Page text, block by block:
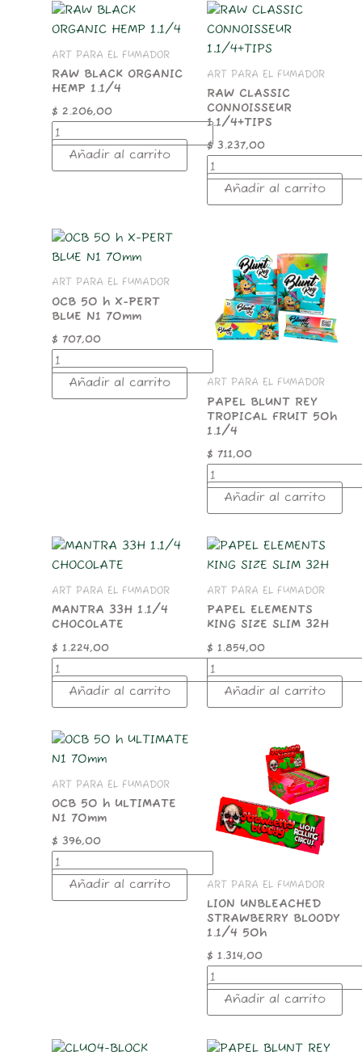
ART PARA EL FUMADOR
RAW BLACK ORGANIC
HEMP 1.1/4
$ 2.206,00
RAW
BLACK
HEMP
1.1/4
cantidad
Añadir al carrito
ART PARA EL FUMADOR
RAW CLASSIC
CONNOISSEUR
1.1/4+TIPS
$3.237,00
RAW
CLASSIC
CONNOISSEUR
1.1/4+TIPS
cantidad
Añadir al carrito
ART PARA EL FUMADOR
OCB 50 h X-PERT
BLUE N1 70mm
$ 707,00
OCB
50
X-
PERT
BLUE
N1
70mm
cantidad
Añadir al carrito
ART PARA EL FUMADOR
PAPEL BLUNT REY
TROPICAL FRUIT 50h
1.1/4
$ 711,00
TROPICAL
FRUIT
50h
1.1/4
cantidad
Añadir al carrito
ART PARA EL FUMADOR
MANTRA 33H 1.1/4
CHOCOLATE
$ 1.224,00
MANTRA
33H
CHOCOLATE
cantidad
Añadir al carrito
ART PARA EL FUMADOR
PAPEL ELEMENTS
KING SIZE SLIM 32H
$ 1.854,00
PAPEL
ELEMENTS
SIZE
SLIM
32H
cantidad
Añadir al carrito
ART PARA EL FUMADOR
OCB 50 h ULTIMATE
N1 70mm
$ 396,00
OCB
50
ULTIMATE
N1
70mm
cantidad
Añadir al carrito ART PARA EL FUMADOR
LION UNBLEACHED
STRAWBERRY BLOODY
1.1/4 50h
$ 1.314,00
UNBLEACHED
STRAWBERRY
1.1/4
50h
cantidad
Añadir al carrito
CLU04-
PAPEL